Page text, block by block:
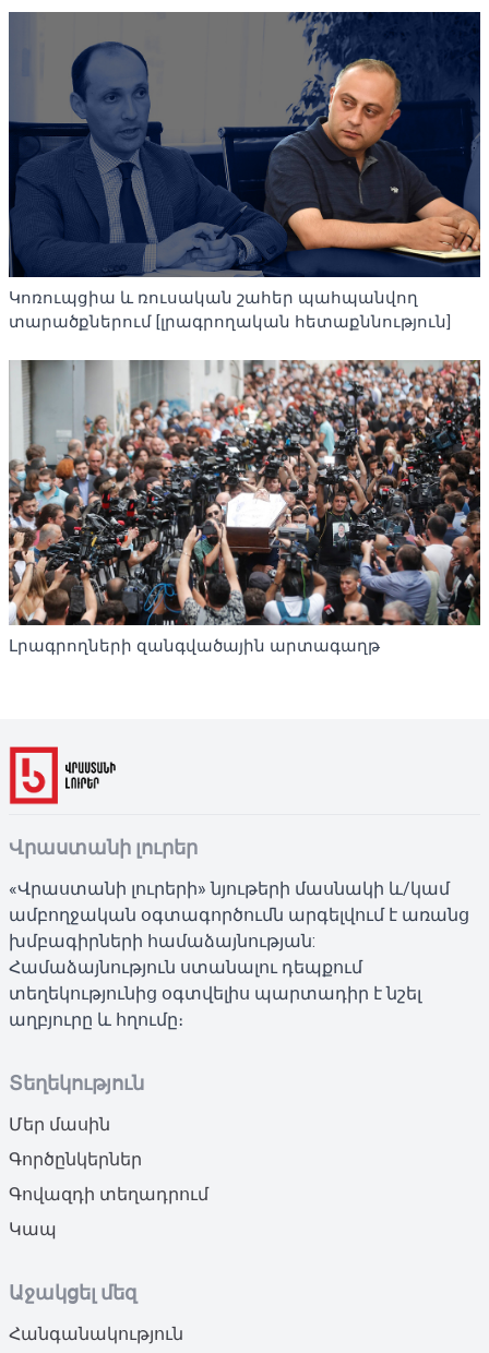
Կոռուպցիա և ռուսական շահեր պահպանվող
տարածքներում [լրագրողական հետաքննություն]
Լրագրողների զանգվածային արտագաղթ
Վրաստանի լուրեր
«Վրաստանի լուրերի» նյութերի մասնակի և/կամ
ամբողջական օգտագործումն արգելվում է առանց
խմբագիրների համաձայնության:
Համաձայնություն ստանալու դեպքում
տեղեկությունից օգտվելիս պարտադիր է նշել
աղբյուրը և հղումը։
Տեղեկություն
Մեր մասին
Գործընկերներ
Գովազդի տեղադրում
Կապ
Աջակցել մեզ
Հանգանակություն